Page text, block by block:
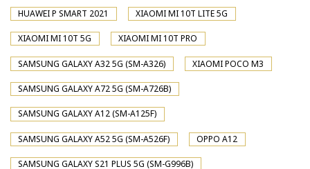
HUAWEI P SMART 2021 XIAOMI MI 10T LITE 5G
XIAOMI MI 10T 5G XIAOMI MI 10T PRO
SAMSUNG GALAXY A32 5G (SM-A326) XIAOMI POCO M3
SAMSUNG GALAXY A72 5G (SM-A726B)
SAMSUNG GALAXY A12 (SM-A125F)
SAMSUNG GALAXY A52 5G (SM-A526F) OPPO A12
SAMSUNG GALAXY S21 PLUS 5G (SM-G996B)